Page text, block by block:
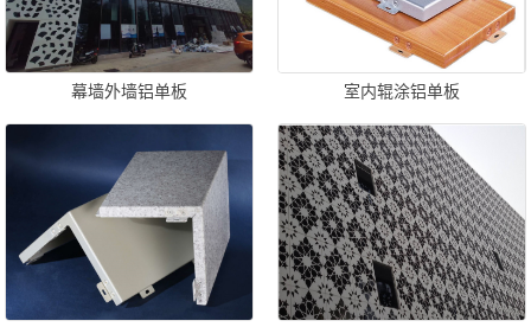
幕墙外墙铝单板 室内辊涂铝单板